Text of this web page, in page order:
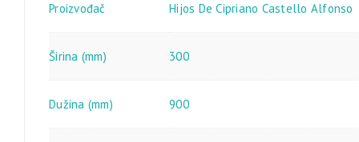
Proizvođač Hijos De Cipriano Castello Alfonso
Širina (mm) 300
Dužina (mm) 900